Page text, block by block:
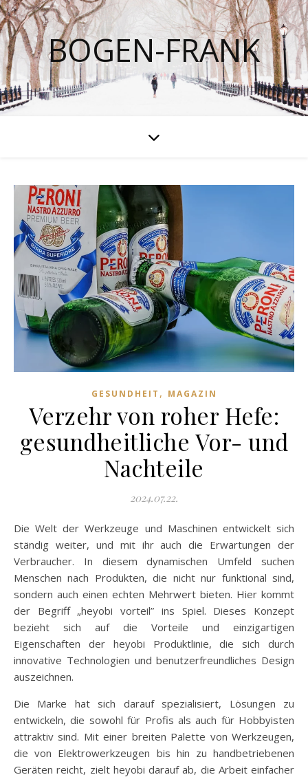
BOGEN-FRANK
GESUNDHEIT , MAGAZIN
Verzehr von roher Hefe:
gesundheitliche Vor- und
Nachteile
2024.07.22.
Die Welt der Werkzeuge und Maschinen entwickelt sich
ständig weiter, und mit ihr auch die Erwartungen der
Verbraucher. In diesem dynamischen Umfeld suchen
Menschen nach Produkten, die nicht nur funktional sind,
sondern auch einen echten Mehrwert bieten. Hier kommt
der Begriff „heyobi vorteil” ins Spiel. Dieses Konzept
bezieht sich auf die Vorteile und einzigartigen
Eigenschaften der heyobi Produktlinie, die sich durch
innovative Technologien und benutzerfreundliches Design
auszeichnen.
Die Marke hat sich darauf spezialisiert, Lösungen zu
entwickeln, die sowohl für Profis als auch für Hobbyisten
attraktiv sind. Mit einer breiten Palette von Werkzeugen,
die von Elektrowerkzeugen bis hin zu handbetriebenen
Geräten reicht, zielt heyobi darauf ab, die Arbeit einfacher